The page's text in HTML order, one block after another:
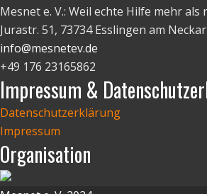
Mesnet e. V.: Weil echte Hilfe mehr
Jurastr. 51, 73734 Esslingen am Neckar
info@mesnetev.de
+49 176 23165862
Impressum &
Datenschutzerklärung
Impressum
Organisation